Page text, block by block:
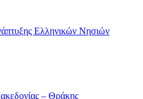
Ελληνικών Νησιών
– Θράκης